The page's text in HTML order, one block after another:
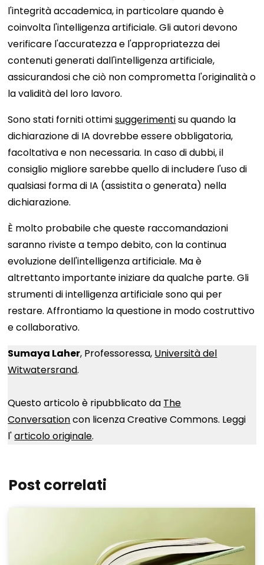
l'integrità accademica, in particolare quando è
coinvolta l'intelligenza artificiale. Gli autori devono
verificare l'accuratezza e l'appropriatezza dei
contenuti generati dall'intelligenza artificiale,
assicurandosi che ciò non comprometta l'originalità o
la validità del loro lavoro.
Sono stati forniti ottimisuggerimentisu quando la
dichiarazione di IA dovrebbe essere obbligatoria,
facoltativa e non necessaria. In caso di dubbi, il
consiglio migliore sarebbe quello di includere l'uso di
qualsiasi forma di IA (assistita o generata) nella
dichiarazione.
È molto probabile che queste raccomandazioni
saranno riviste a tempo debito, con la continua
evoluzione dell'intelligenza artificiale. Ma è
altrettanto importante iniziare da qualche parte. Gli
strumenti di intelligenza artificiale sono qui per
restare. Affrontiamo la questione in modo costruttivo
e collaborativo.
Sumaya Laher, Professoressa, Università del
Witwatersrand.
Questo articolo è ripubblicato da The
Conversationcon licenza Creative Commons. Leggi
l'articolo originale.
Post correlati